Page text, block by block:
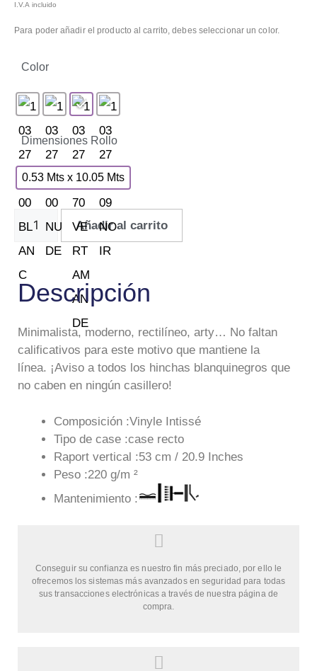
I.V.A incluido
Para poder añadir el producto al carrito, debes seleccionar un color.
Color
Dimensiones Rollo
0.53 Mts x 10.05 Mts
Añadir al carrito
Descripción
Minimalista, moderno, rectilíneo, arty… No faltan
calificativos para este motivo que mantiene la
línea. ¡Aviso a todos los hinchas blanquinegros que
no caben en ningún casillero!
Composición :Vinyle Intissé
Tipo de case :case recto
Raport vertical :53 cm / 20.9 Inches
Peso :220 g/m ²
Mantenimiento :
Conseguir su confianza es nuestro fin más preciado, por ello le
ofrecemos los sistemas más avanzados en seguridad para todas
sus transacciones electrónicas a través de nuestra página de
compra.